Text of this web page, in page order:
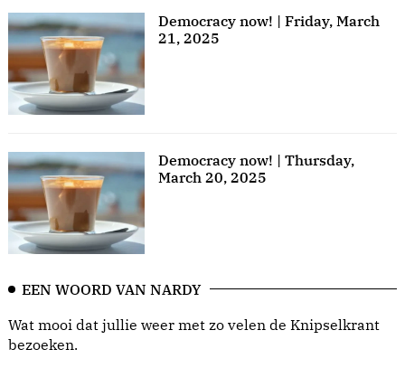
Democracy now! | Friday, March
21, 2025
Democracy now! | Thursday,
March 20, 2025
EEN WOORD VAN NARDY
Wat mooi dat jullie weer met zo velen de Knipselkrant
bezoeken.